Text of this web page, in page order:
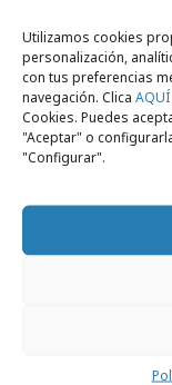
Utilizamos cookies
personalización,
con tus preferencias
navegación. Clica AQUÍ
Cookies. Puedes
"Aceptar" o
"Configurar".
miércoles, 13 de mayo
Ética en la
hadas
Internacional